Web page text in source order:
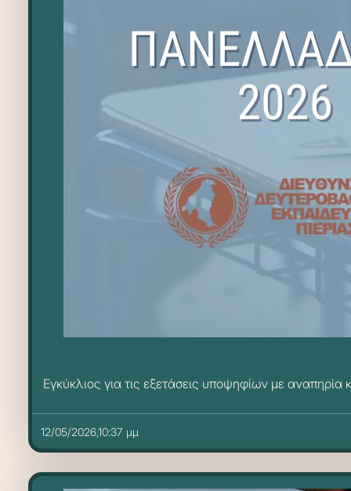
Εγκύκλιος για τις εξετάσεις υποψηφίων με αναπηρία
12/05/2026,10:37 μμ